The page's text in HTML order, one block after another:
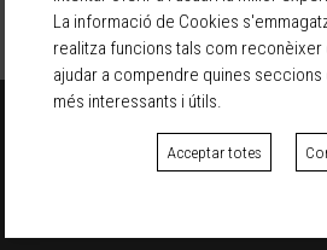
La informació de Cookies
realitza funcions tals com reconèixer
ajudar a compendre quines seccions
més interessants i útils.
Acceptar totes
paloalto@palomarketfest.com